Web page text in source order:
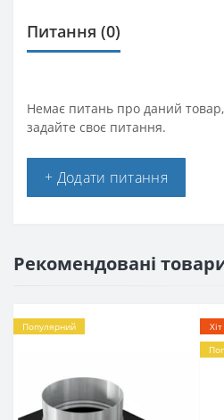
Питання (0)
Немає питань про даний
задайте своє питання.
+ Додати питання
Рекомендовані
Популярний